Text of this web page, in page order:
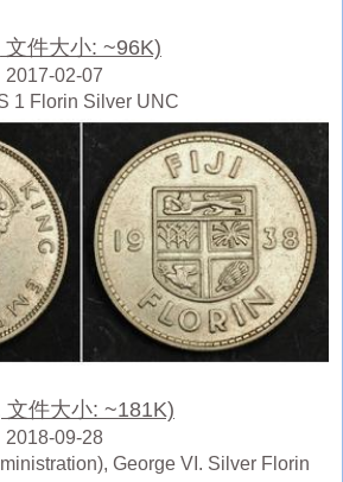
件大小: ~96K)
02-07
1 Florin Silver UNC
件大小: ~181K)
09-28
George VI. Silver Florin